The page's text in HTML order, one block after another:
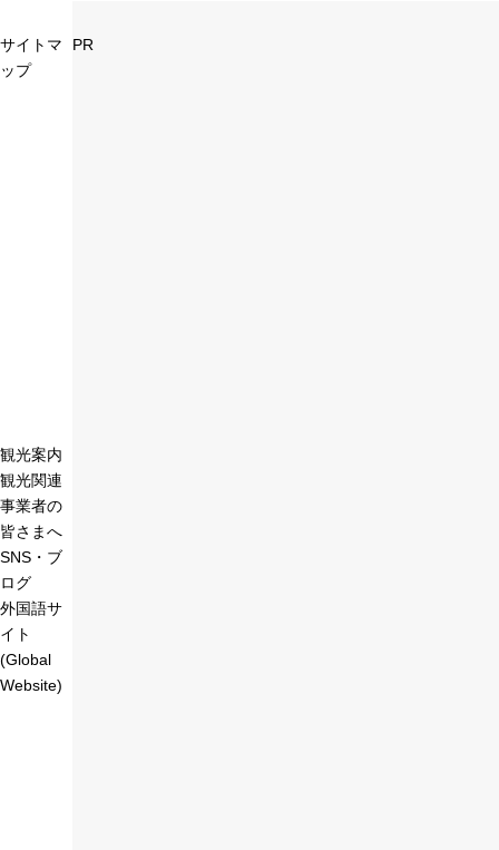
サイトマ
ップ
観光案内
観光関連
事業者の
皆さまへ
SNS・ブ
ログ
外国語サ
イト
(Global
Website)
PR